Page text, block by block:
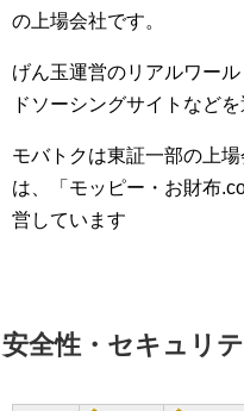
の上場会社です。
げん玉運営のリアルワー
ドソーシングサイトなどを
モバトクは東証一部の上
は、「モッピー・お財布
営しています
安全性・セキュリ